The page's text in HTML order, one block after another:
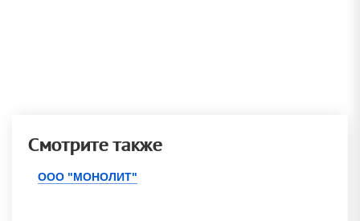
Смотрите также
ООО "МОНОЛИТ"